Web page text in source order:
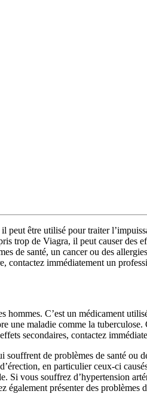
être utilisé pour traiter
trop de Viagra, il peut causer des
de santé, un cancer ou des
contactez immédiatement un
C’est un médicament
une maladie comme la
secondaires, contactez
de problèmes de santé ou
en particulier ceux-ci
vous souffrez d’hypertension
présenter des problèmes